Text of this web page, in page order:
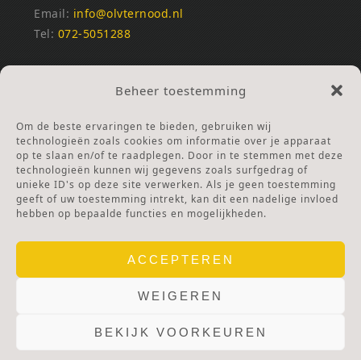
Beheer toestemming
Om de beste ervaringen te bieden, gebruiken wij
technologieën zoals cookies om informatie over je apparaat
op te slaan en/of te raadplegen. Door in te stemmen met deze
technologieën kunnen wij gegevens zoals surfgedrag of
unieke ID's op deze site verwerken. Als je geen toestemming
geeft of uw toestemming intrekt, kan dit een nadelige invloed
hebben op bepaalde functies en mogelijkheden.
ACCEPTEREN
WEIGEREN
BEKIJK VOORKEUREN
Email: info@olvternood.nl
Tel: 072-5051288
REKENINGNUMMERS
NL25INGB0000672168
Ga naar Doneren
ANBI Stichting
RSIN nummer:002832987
© 2025 OLV TER NOOD. WEBSITE. PRIVACY & COOKIES.